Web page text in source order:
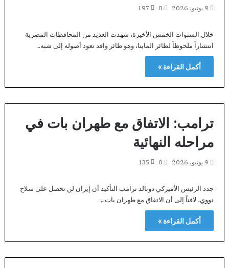
9 يونيو، 2026 0
197
خلال السنوات الخمس الأخيرة، شهدت العديد من المحافظات المصرية
انتشاراً ملحوظاً لطائر الماينا، وهو طائر وافد تعود أصوله إلى شبه…
أكمل القراءة »
ترامب: الاتفاق مع طهران بات في
مراحله النهائية
9 يونيو، 2026 0
135
جدد الرئيس الأميركي دونالد ترامب التأكيد أن إيران لن تحصل على سلاح
نووي، لافتاً إلى أن الاتفاق مع طهران بات…
أكمل القراءة »